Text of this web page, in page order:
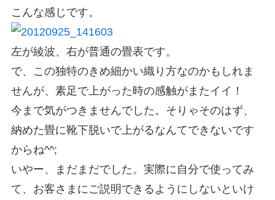
こんな感じです。
左が綾波、右が普通の畳表です。
で、この独特のきめ細かい織り方なのかもしれま
せんが、素足で上がった時の感触がまたイイ！
今まで気がつきませんでした。そりゃそのはず、
納めた畳に靴下脱いで上がるなんてできないです
からね^^;
いやー、まだまだでした。実際に自分で使ってみ
て、お客さまにご説明できるようにしないといけ